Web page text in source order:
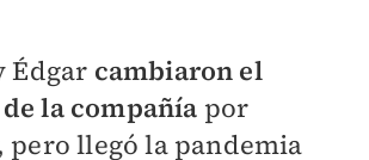
Édgar cambiaron el
la compañía por
pero llegó la pandemia